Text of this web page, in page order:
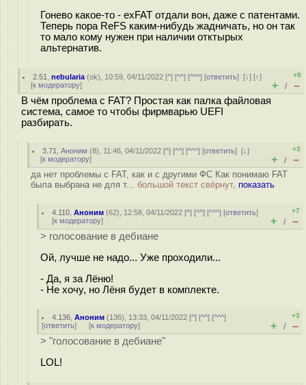
Гонево какое-то - exFAT отдали вон, даже с патентами.
Теперь пора ReFS каким-нибудь жадничать, но он так
то мало кому нужен при наличии отктырых
альтернатив.
2.51 ,nebularia (ok), 10:59, 04/11/2022 [^] [^^] [^^^] [ответить][↓] [↑]
[к модератору]
+9
+ / –
В чём проблема с FAT? Простая как палка файловая
система, самое то чтобы фирмварью UEFI
разбирать.
3.71 ,Аноним (8), 11:46, 04/11/2022 [^] [^^] [^^^] [ответить][↓]
[к модератору]
+3
+ / –
да нет проблемы с FAT, как и с другими ФС Как понимаю FAT
была выбрана не для т... большой текст свёрнут, показать
4.110 ,Аноним (62), 12:58, 04/11/2022 [^] [^^] [^^^] [ответить]
[к модератору]
+7
+ / –
> голосование в дебиане
Ой, лучше не надо... Уже проходили...
- Да, я за Лёню!
- Не хочу, но Лёня будет в комплекте.
4.136 ,Аноним (136), 13:33, 04/11/2022 [^] [^^] [^^^]
[ответить] [к модератору]
+3
+ / –
> "голосование в дебиане"
LOL!